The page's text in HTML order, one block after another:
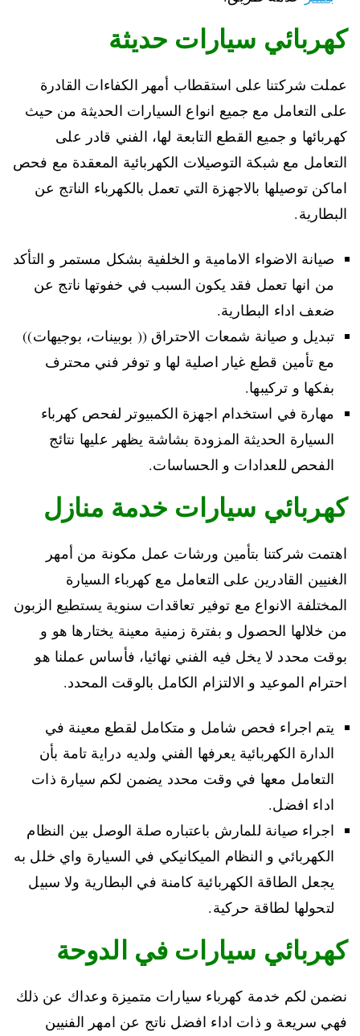
كهربائي سيارات حديثة
عملت شركتنا على استقطاب أمهر الكفاءات القادرة
على التعامل مع جميع انواع السيارات الحديثة من حيث
كهربائها و جميع القطع التابعة لها، الفني قادر على
التعامل مع شبكة التوصيلات الكهربائية المعقدة مع فحص
اماكن توصيلها بالاجهزة التي تعمل بالكهرباء الناتج عن
البطارية.
صيانة الاضواء الامامية و الخلفية بشكل مستمر و التأكد
من انها تعمل فقد يكون السبب في خفوتها ناتج عن
ضعف اداء البطارية.
تبديل و صيانة شمعات الاحتراق (( بوبينات، بوجيهات))
مع تأمين قطع غيار اصلية لها و توفر فني محترف
بفكها و تركيبها.
مهارة في استخدام اجهزة الكمبيوتر لفحص كهرباء
السيارة الحديثة المزودة بشاشة يظهر عليها نتائج
الفحص للعدادات و الحساسات.
كهربائي سيارات خدمة منازل
اهتمت شركتنا بتأمين ورشات عمل مكونة من أمهر
الغنيين القادرين على التعامل مع كهرباء السيارة
المختلفة الانواع مع توفير تعاقدات سنوية يستطيع الزبون
من خلالها الحصول و بفترة زمنية معينة يختارها هو و
بوقت محدد لا يخل فيه الفني نهائيا، فأساس عملنا هو
احترام الموعيد و الالتزام الكامل بالوقت المحدد.
يتم اجراء فحص شامل و متكامل لقطع معينة في
الدارة الكهربائية يعرفها الفني ولديه دراية تامة بأن
التعامل معها في وقت محدد يضمن لكم سيارة ذات
اداء افضل.
اجراء صيانة للمارش باعتباره صلة الوصل بين النظام
الكهربائي و النظام الميكانيكي في السيارة واي خلل به
يجعل الطاقة الكهربائية كامنة في البطارية ولا سبيل
لتحولها لطاقة حركية.
كهربائي سيارات في الدوحة
نضمن لكم خدمة كهرباء سيارات متميزة وعداك عن ذلك
فهي سريعة و ذات اداء افضل ناتج عن امهر الفنيين